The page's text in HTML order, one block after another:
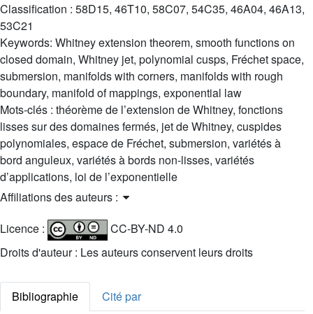
Classification : 58D15, 46T10, 58C07, 54C35, 46A04, 46A13,
53C21
Keywords: Whitney extension theorem, smooth functions on
closed domain, Whitney jet, polynomial cusps, Fréchet space,
submersion, manifolds with corners, manifolds with rough
boundary, manifold of mappings, exponential law
Mots-clés : théorème de l’extension de Whitney, fonctions
lisses sur des domaines fermés, jet de Whitney, cuspides
polynomiales, espace de Fréchet, submersion, variétés à
bord anguleux, variétés à bords non-lisses, variétés
d’applications, loi de l’exponentielle
Affiliations des auteurs :
Licence :
CC-BY-ND 4.0
Droits d'auteur : Les auteurs conservent leurs droits
Bibliographie
Cité par